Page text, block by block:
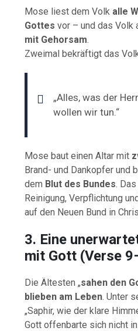
Mose liest dem Volk alle
Gottes vor – und das Volk
mit Gehorsam.
Zweimal bekräftigt das
„Alles, was der
wollen wir tun.“
Mose baut einen Altar mit
Brand- und Dankopfer und
dem Blut des Bundes.
Reinigung, Verpflichtung
auf den Neuen Bund in
3. Eine
mit Gott (Verse
Die Ältesten „sahen den
blieben am Leben. Unter
„Saphir, wie der klare
Gott offenbarte sich nicht